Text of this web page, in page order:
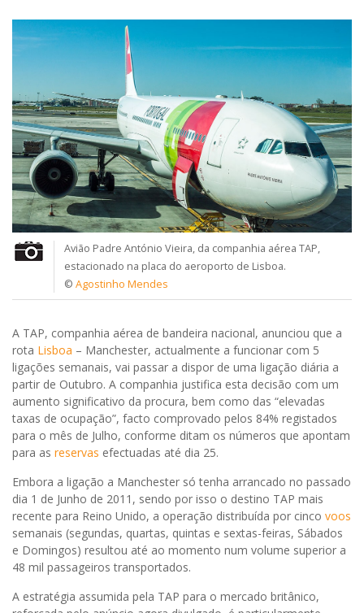
Avião Padre António Vieira, da companhia aérea TAP,
estacionado na placa do aeroporto de Lisboa.
© Agostinho Mendes
A TAP, companhia aérea de bandeira nacional, anunciou que a
rota Lisboa – Manchester, actualmente a funcionar com 5
ligações semanais, vai passar a dispor de uma ligação diária a
partir de Outubro. A companhia justifica esta decisão com um
aumento significativo da procura, bem como das “elevadas
taxas de ocupação”, facto comprovado pelos 84% registados
para o mês de Julho, conforme ditam os números que apontam
para as reservas efectuadas até dia 25.
Embora a ligação a Manchester só tenha arrancado no passado
dia 1 de Junho de 2011, sendo por isso o destino TAP mais
recente para Reino Unido, a operação distribuída por cinco voos
semanais (segundas, quartas, quintas e sextas-feiras, Sábados
e Domingos) resultou até ao momento num volume superior a
48 mil passageiros transportados.
A estratégia assumida pela TAP para o mercado britânico,